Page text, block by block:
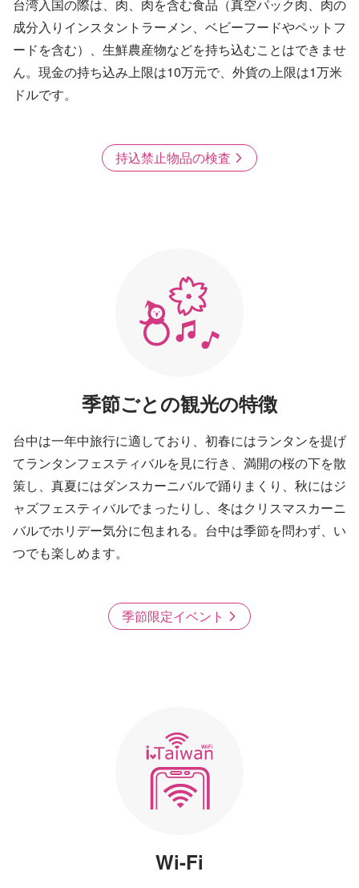
台湾入国の際は、肉、肉を含む食品（真空パック肉、肉の
成分入りインスタントラーメン、ベビーフードやペットフ
ードを含む）、生鮮農産物などを持ち込むことはできませ
ん。現金の持ち込み上限は10万元で、外貨の上限は1万米
ドルです。
持込禁止物品の検査
季節ごとの観光の特徴
台中は一年中旅行に適しており、初春にはランタンを提げ
てランタンフェスティバルを見に行き、満開の桜の下を散
策し、真夏にはダンスカーニバルで踊りまくり、秋にはジ
ャズフェスティバルでまったりし、冬はクリスマスカーニ
バルでホリデー気分に包まれる。台中は季節を問わず、い
つでも楽しめます。
季節限定イベント
Wi-Fi